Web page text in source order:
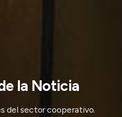
la Noticia
del sector cooperativo.